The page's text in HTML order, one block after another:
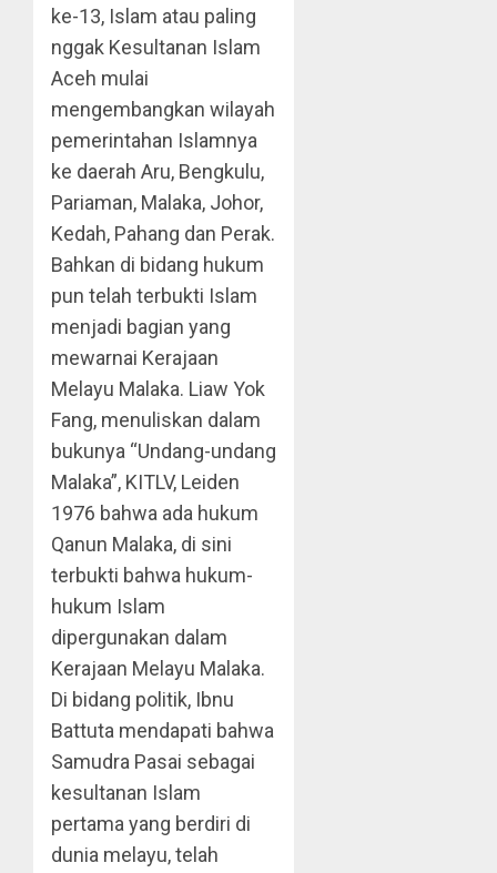
ke-13, Islam atau paling
nggak Kesultanan Islam
Aceh mulai
mengembangkan wilayah
pemerintahan Islamnya
ke daerah Aru, Bengkulu,
Pariaman, Malaka, Johor,
Kedah, Pahang dan Perak.
Bahkan di bidang hukum
pun telah terbukti Islam
menjadi bagian yang
mewarnai Kerajaan
Melayu Malaka. Liaw Yok
Fang, menuliskan dalam
bukunya “Undang-undang
Malaka”, KITLV, Leiden
1976 bahwa ada hukum
Qanun Malaka, di sini
terbukti bahwa hukum-
hukum Islam
dipergunakan dalam
Kerajaan Melayu Malaka.
Di bidang politik, Ibnu
Battuta mendapati bahwa
Samudra Pasai sebagai
kesultanan Islam
pertama yang berdiri di
dunia melayu, telah